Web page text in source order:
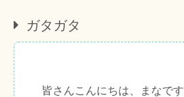
ガタガタ
皆さんこんにちは、まなです